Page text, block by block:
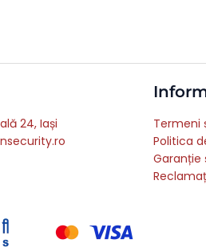
24, Iași
Termeni
Politica
Garanție